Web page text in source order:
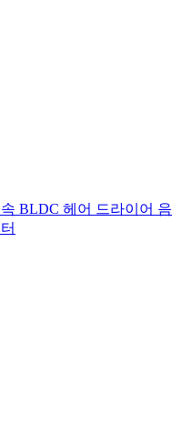
BLDC 헤어 드라이어 음